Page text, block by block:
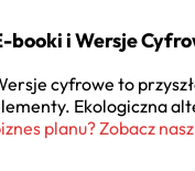
booki i Wersje
cyfrowe to
Ekologiczna
planu? Zobacz